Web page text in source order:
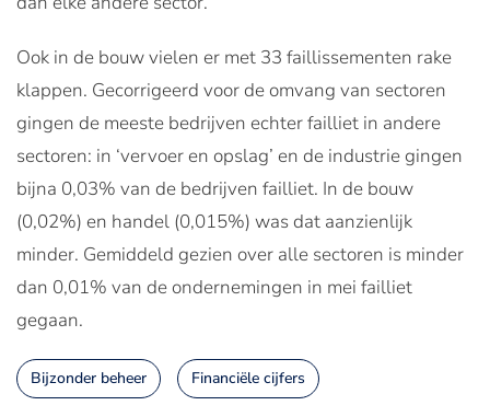
Ook in de bouw vielen er met 33 faillissementen rake
klappen. Gecorrigeerd voor de omvang van sectoren
gingen de meeste bedrijven echter failliet in andere
sectoren: in ‘vervoer en opslag’ en de industrie gingen
bijna 0,03% van de bedrijven failliet. In de bouw
(0,02%) en handel (0,015%) was dat aanzienlijk
minder. Gemiddeld gezien over alle sectoren is minder
dan 0,01% van de ondernemingen in mei failliet
gegaan.
Bijzonder beheer Financiële cijfers